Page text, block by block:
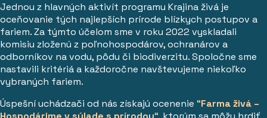
Jednou z hlavných aktivít programu Krajina živá je
oceňovanie tých najlepších prírode blízkych postupov a
fariem. Za týmto účelom sme v roku 2022 vyskladali
komisiu zloženú z poľnohospodárov, ochranárov a
odborníkov na vodu, pôdu či biodiverzitu. Spoločne sme
nastavili kritériá a každoročne navštevujeme niekoľko
vybraných fariem.
Úspešní uchádzači od nás získajú ocenenie “Farma živá –